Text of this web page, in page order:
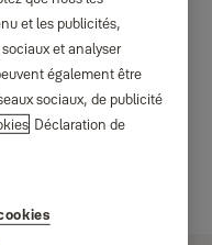
et les publicités,
et analyser
également être
sociaux, de publicité
Déclaration de